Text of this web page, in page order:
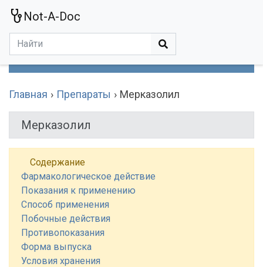
Not-A-Doc
Главная Препараты Мерказолил
Мерказолил
Содержание
Фармакологическое действие
Показания к применению
Способ применения
Побочные действия
Противопоказания
Форма выпуска
Условия хранения